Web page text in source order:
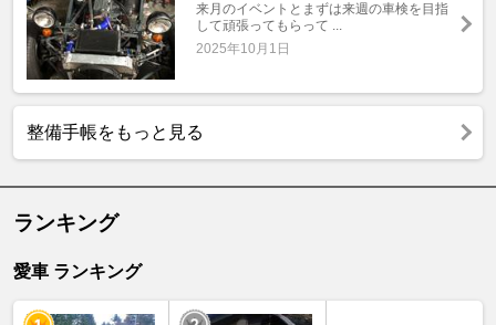
来月のイベントとまずは来週の車検を目指
して頑張ってもらって ...
2025年10月1日
整備手帳をもっと見る
ランキング
愛車 ランキング